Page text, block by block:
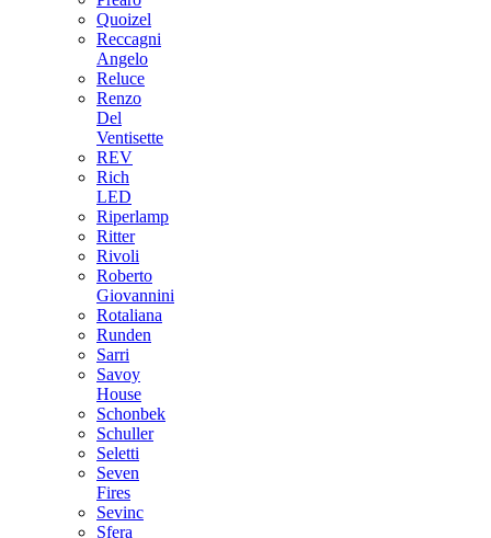
Quoizel
Reccagni
Angelo
Reluce
Renzo
Del
Ventisette
REV
Rich
LED
Riperlamp
Ritter
Rivoli
Roberto
Giovannini
Rotaliana
Runden
Sarri
Savoy
House
Schonbek
Schuller
Seletti
Seven
Fires
Sevinc
Sfera